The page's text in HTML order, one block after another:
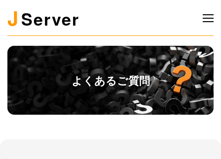
JServer
よくあるご質問